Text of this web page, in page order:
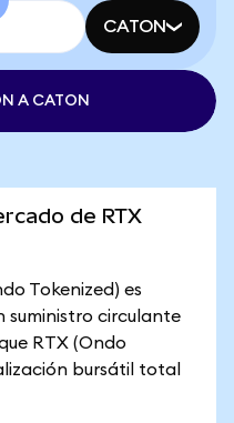
CATON
A CATON
de RTX
Tokenized) es
suministro circulante
RTX (Ondo
bursátil total